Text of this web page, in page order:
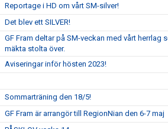
Reportage i HD om vårt SM-silver!
Det blev ett SILVER!
GF Fram deltar på SM-veckan med vårt herrlag
mäkta stolta över.
Aviseringar inför hösten 2023!
Sommarträning den 18/5!
GF Fram är arrangör till RegionNian den 6-7 maj